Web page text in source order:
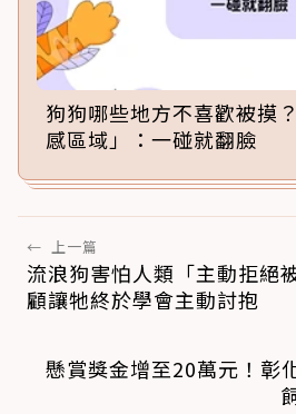
狗狗哪些地方不喜歡被摸
感區域」：一碰就翻臉
← 上一篇
流浪狗害怕人類「主動拒絕
顧讓牠終於學會主動討抱
懸賞獎金增至20萬元！彰